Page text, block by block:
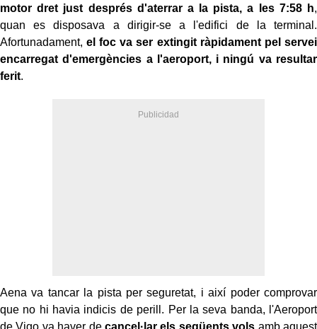
motor dret just després d'aterrar a la pista, a les 7:58 h,
quan es disposava a dirigir-se a l'edifici de la terminal.
Afortunadament,el foc va ser extingit ràpidament pel servei
encarregat d'emergències a l'aeroport, i ningú va resultar
ferit.
Aena va tancar la pista per seguretat, i així poder comprovar
que no hi havia indicis de perill. Per la seva banda, l'Aeroport
de Vigo va haver de cancel·lar els següents vols amb aquest